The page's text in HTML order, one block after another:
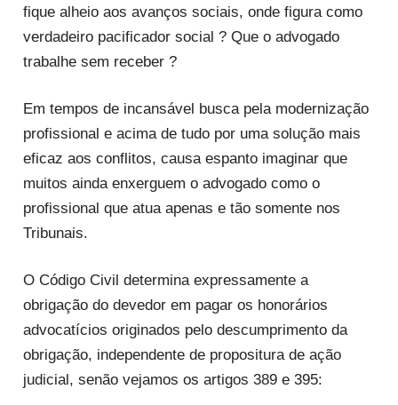
fique alheio aos avanços sociais, onde figura como
verdadeiro pacificador social ? Que o advogado
trabalhe sem receber ?
Em tempos de incansável busca pela modernização
profissional e acima de tudo por uma solução mais
eficaz aos conflitos, causa espanto imaginar que
muitos ainda enxerguem o advogado como o
profissional que atua apenas e tão somente nos
Tribunais.
O Código Civil determina expressamente a
obrigação do devedor em pagar os honorários
advocatícios originados pelo descumprimento da
obrigação, independente de propositura de ação
judicial, senão vejamos os artigos 389 e 395: